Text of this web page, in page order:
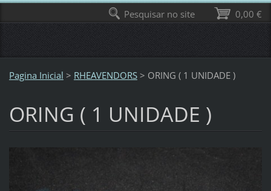
Pagina Inicial > RHEAVENDORS > ORING ( 1 UNIDADE )
ORING ( 1 UNIDADE )
0,00 €
Pesquisar no site